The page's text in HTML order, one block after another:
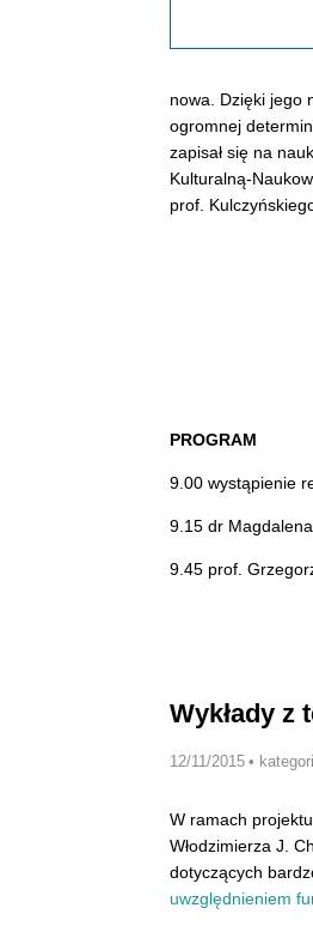
nowa. Dzięki jego
ogromnej
zapisał się na
Kulturalną-
prof.
PROGRAM
9.00 wystąpienie
9.15 dr
9.45 prof.
Wykłady z
12/11/2015 •
W ramach
Włodzimierza J.
dotyczących
uwzględnieniem